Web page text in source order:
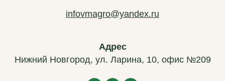
infovmagro@yandex.ru
Адрес
Нижний Новгород, ул. Ларина, 10, офис №209
Мы за долгосрочное сотрудничество
Каталог